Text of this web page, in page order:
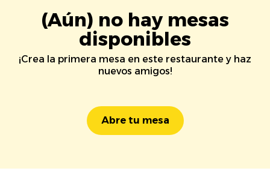
(Aún) no hay mesas
disponibles
¡Crea la primera mesa en este restaurante y haz
nuevos amigos!
Abre tu mesa